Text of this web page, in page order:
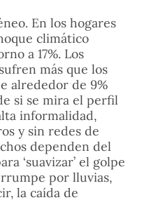
En los hogares
climático
a 17%. Los
más que los
alrededor de 9%
si se mira el perfil
informalidad,
y sin redes de
dependen del
‘suavizar’ el golpe
por lluvias,
la caída de